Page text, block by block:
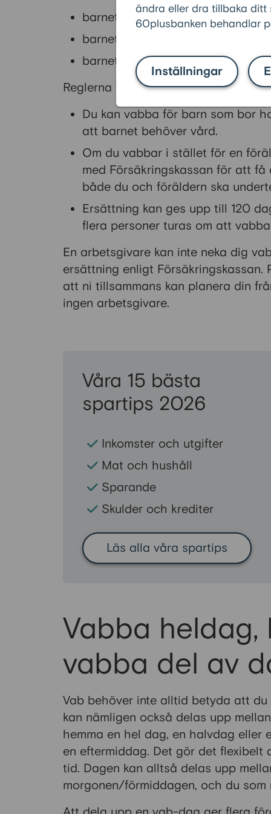
ändra eller dra tillbaka ditt
60plusbanken behandlar
Inställningar
barnet har feber, influensa eller
barnet är magsjukt
barnet har blivit skadat eller
Reglerna för mor- och farföräldrar är:
Du kan vabba för barn som bor
att barnet behöver vård.
Om du vabbar i stället för en
med Försäkringskassan för att
både du och föräldern ska
Ersättning kan ges upp till 120
flera personer turas om att
En arbetsgivare kan inte neka dig
ersättning enligt
att ni tillsammans kan planera din
ingen arbetsgivare.
Våra 15 bästa
spartips 2026
Inkomster och utgifter
Mat och hushåll
Sparande
Skulder och krediter
Läs alla våra spartips
Vabba heldag,
vabba del av
Vab behöver inte alltid betyda att
kan nämligen också delas upp
hemma en hel dag, en halvdag eller
en eftermiddag. Det gör det
tid. Dagen kan alltså delas upp
morgonen/förmiddagen, och du